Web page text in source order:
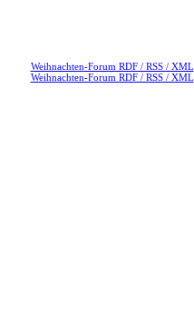
Weihnachten-Forum RDF / RSS / XML
Weihnachten-Forum RDF / RSS / XML